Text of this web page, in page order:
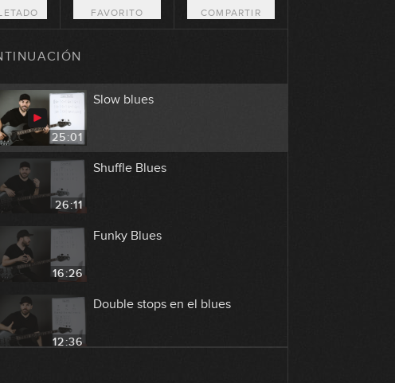
FAVORITO COMPARTIR
Estructura Blues con variaciones
25:01
Slow blues
26:11
Shuffle Blues
16:26
Funky Blues
12:36
Double stops en el blues